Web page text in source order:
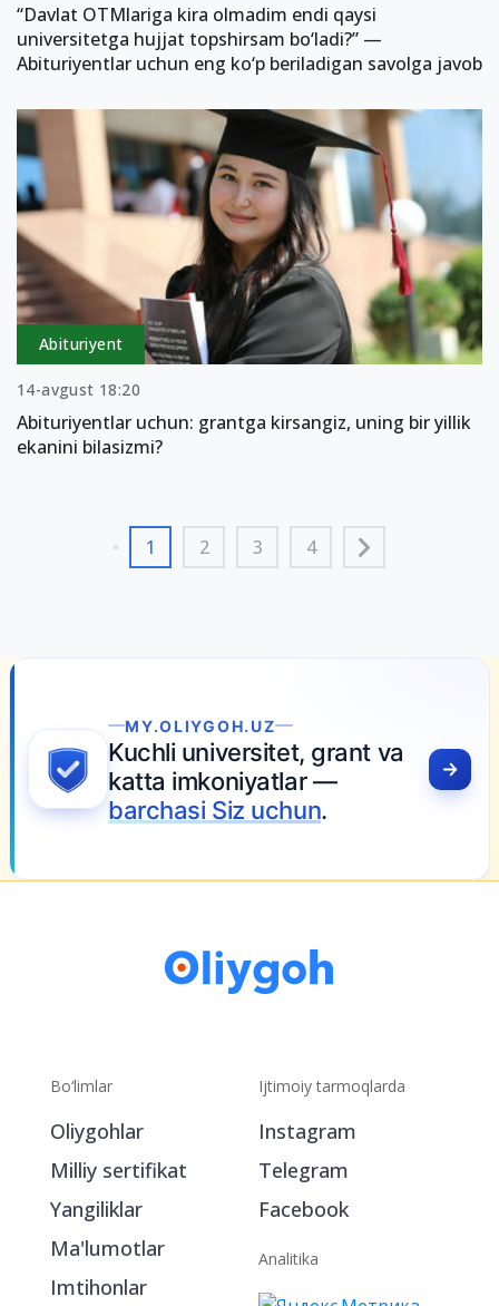
“Davlat OTMlariga kira olmadim endi qaysi
universitetga hujjat topshirsam bo‘ladi?” —
Abituriyentlar uchun eng ko‘p beriladigan savolga javob
Abituriyent
14-avgust 18:20
Abituriyentlar uchun: grantga kirsangiz, uning bir yillik
ekanini bilasizmi?
1 2 3 4
Bo‘limlar
Oliygohlar
Ijtimoiy tarmoqlarda
Telegram